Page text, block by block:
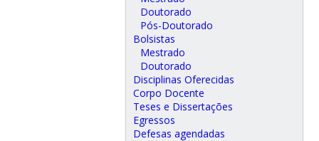
Doutorado
Pós-Doutorado
Bolsistas
Mestrado
Doutorado
Disciplinas Oferecidas
Corpo Docente
Teses e Dissertações
Egressos
Defesas agendadas